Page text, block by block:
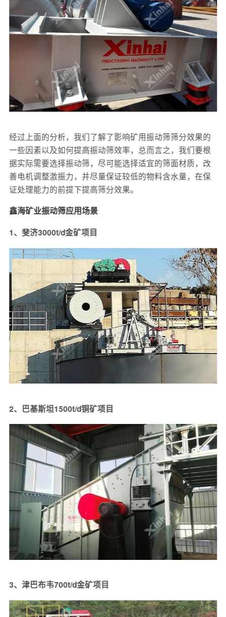
经过上面的分析，我们了解了影响矿用振动筛筛分效果的
一些因素以及如何提高振动筛效率，总而言之，我们要根
据实际需要选择振动筛，尽可能选择适宜的筛面材质，改
善电机调整激振力，并尽量保证较低的物料含水量，在保
证处理能力的前提下提高筛分效果。
鑫海矿业振动筛应用场景
1、斐济3000t/d金矿项目
2、巴基斯坦1500t/d铜矿项目
3、津巴布韦700t/d金矿项目